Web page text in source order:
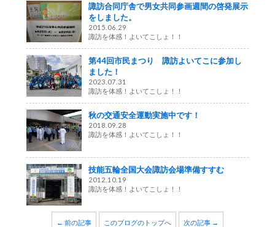
諏訪合同庁舎で男女共同参画週間の啓発展示
をしました。
2015.06.29
諏訪を体感！よいてこしょ！！
第44回市民まつり 諏訪よいてこに参加し
ました！
2023.07.31
諏訪を体感！よいてこしょ！！
秋の交通安全運動実施中です！
2018.09.28
諏訪を体感！よいてこしょ！！
技能五輪全国大会諏訪会場準備すすむ
2012.10.19
諏訪を体感！よいてこしょ！！
← 前の記事 このブログのトップへ 次の記事 →